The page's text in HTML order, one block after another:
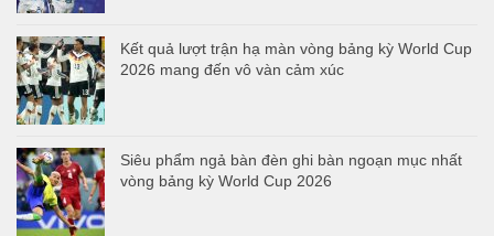
Kết quả lượt trận hạ màn vòng bảng kỳ World Cup
2026 mang đến vô vàn cảm xúc
Siêu phẩm ngả bàn đèn ghi bàn ngoạn mục nhất
vòng bảng kỳ World Cup 2026